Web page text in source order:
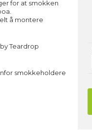
for at smokken
å montere
Teardrop
smokkeholdere